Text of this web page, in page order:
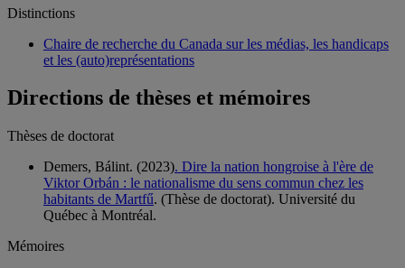
Distinctions
Chaire de recherche du Canada sur les médias, les handicaps
et les (auto)représentations
Directions de thèses et mémoires
Thèses de doctorat
Demers, Bálint. (2023). Dire la nation hongroise à l'ère de
Viktor Orbán : le nationalisme du sens commun chez les
habitants de Martfű. (Thèse de doctorat). Université du
Québec à Montréal.
Mémoires